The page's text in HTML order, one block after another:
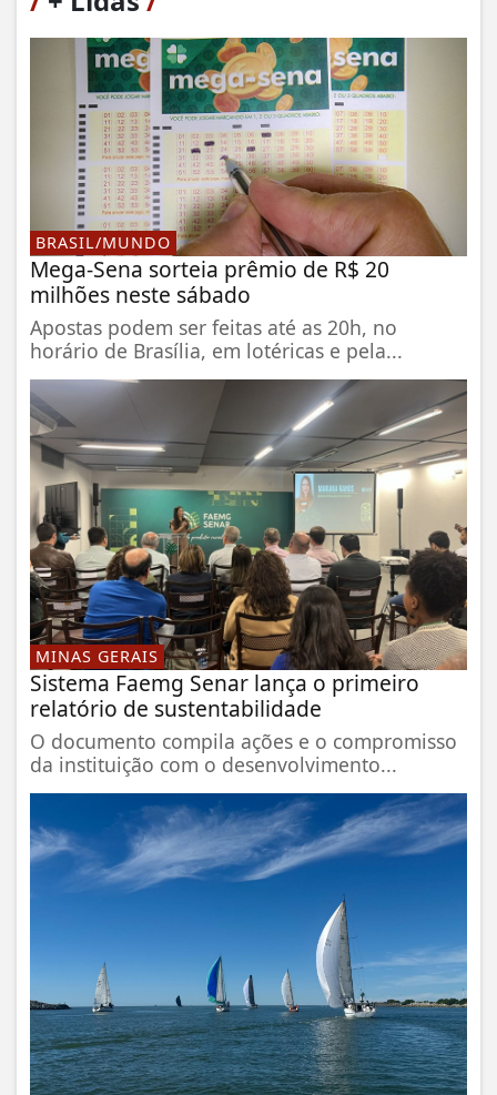
BRASIL/MUNDO
Mega-Sena sorteia prêmio de R$ 20
milhões neste sábado
Apostas podem ser feitas até as 20h, no
horário de Brasília, em lotéricas e pela...
MINAS GERAIS
Sistema Faemg Senar lança o primeiro
relatório de sustentabilidade
O documento compila ações e o compromisso
da instituição com o desenvolvimento...